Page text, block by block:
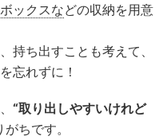
ックスなどの収納を用意
持ち出すことも考えて、
忘れずに！
“取り出しやすいけれど
ちです。